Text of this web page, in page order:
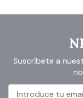
Suscríbete a